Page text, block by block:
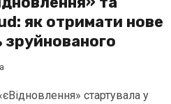
як отримати нове
стартувала у